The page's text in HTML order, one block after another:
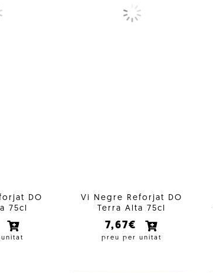
DO
75cl
Vi Negre Reforjat DO
Terra Alta 75cl
7,67€
preu per unitat